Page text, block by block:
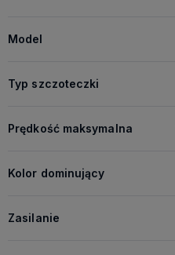
Model
Typ szczoteczki
Prędkość maksymalna
Kolor dominujący
Zasilanie